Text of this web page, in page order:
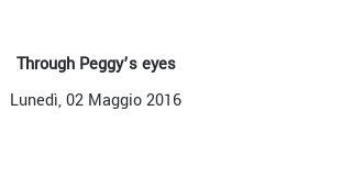
Through Peggy’s eyes
Lunedì, 02 Maggio 2016